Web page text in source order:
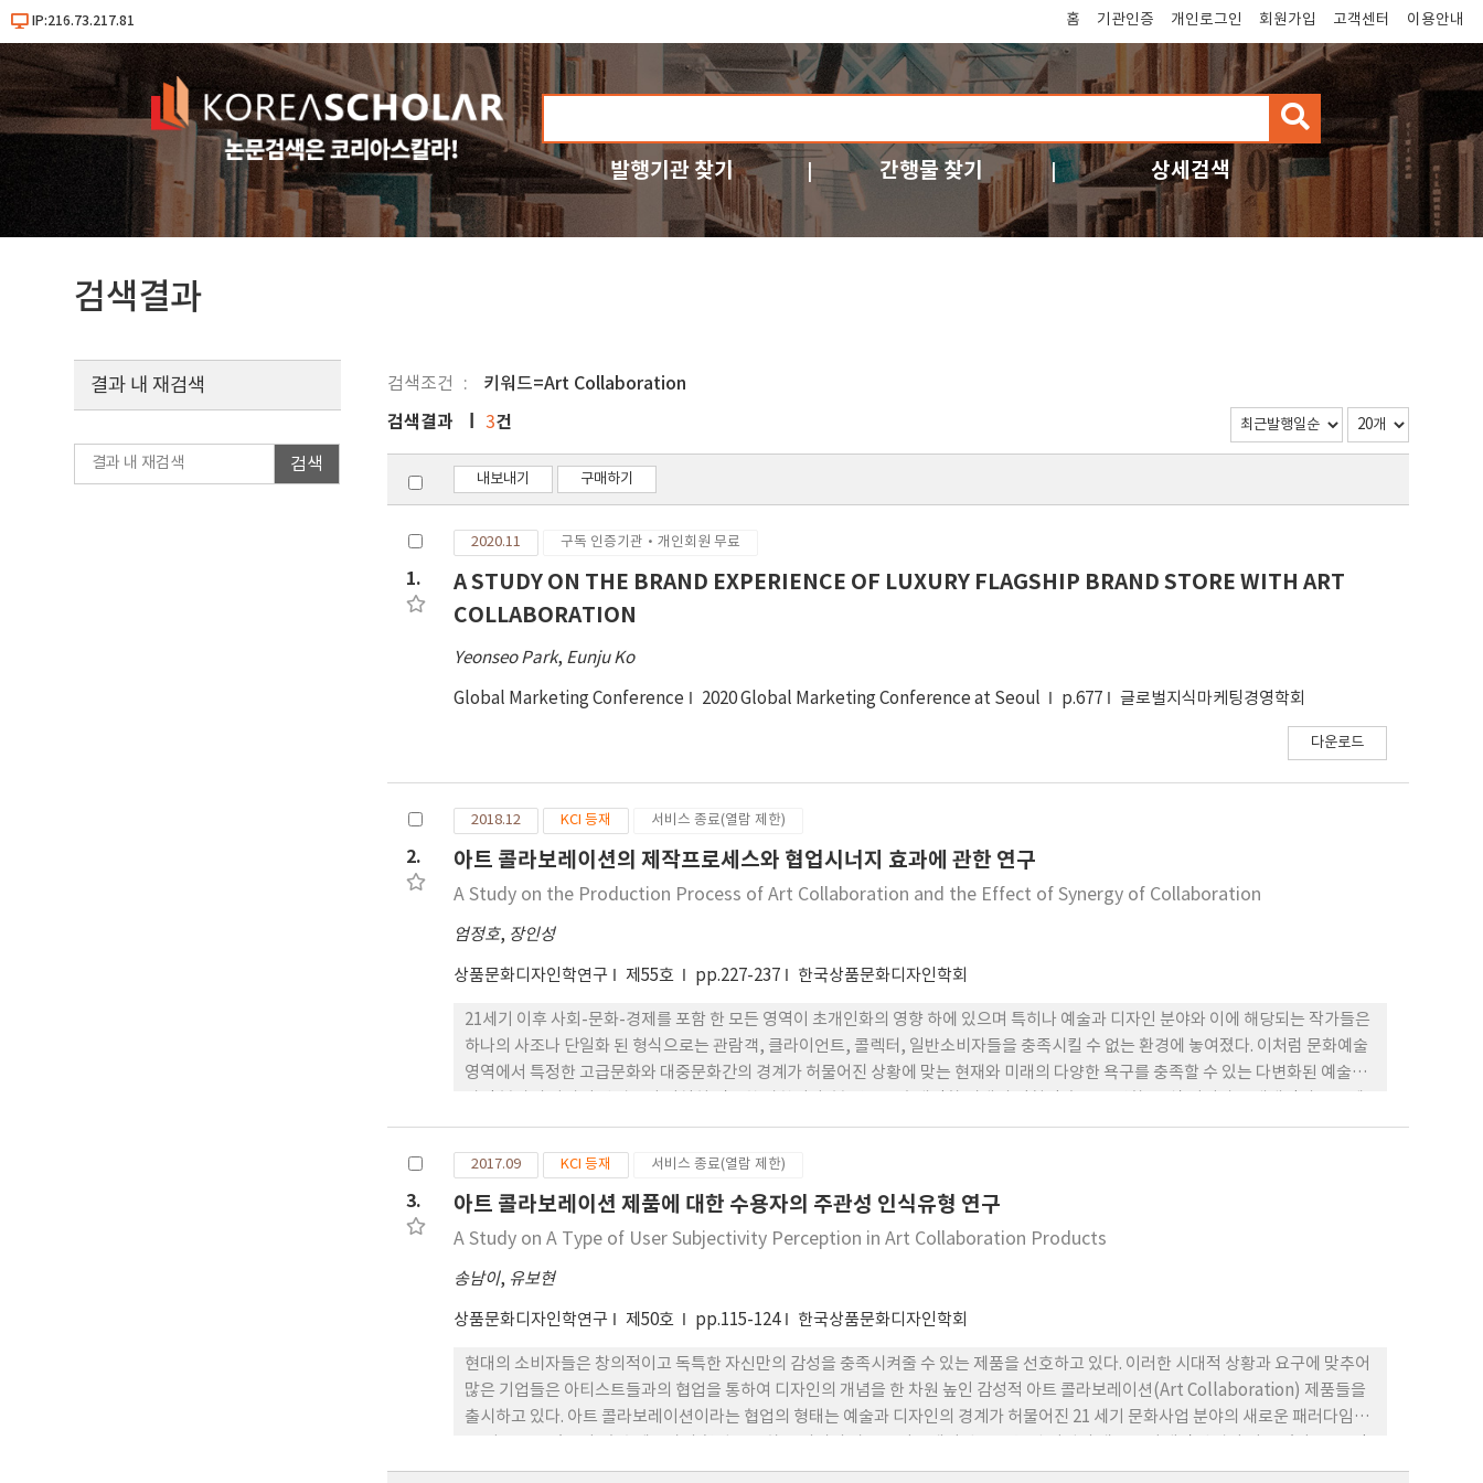
IP:216.73.217.81 홈 기관인증 개인로그인 회원가입 고객센터 이용안내
검
색
발행기관 찾기 간행물 찾기 상세검색
검색결과
검색조건 키워드=Art Collaboration
결과 내 재검색
검색
검색결과 3건
내보내기 구매하기
1.
2020.11 구독 인증기관·개인회원 무료
A STUDY ON THE BRAND EXPERIENCE OF LUXURY FLAGSHIP BRAND STORE WITH ART
COLLABORATION
Yeonseo Park, Eunju Ko
Global Marketing Conference 2020 Global Marketing Conference at Seoul p.677 글로벌지식마케팅경영학회
다운로드
2.
2018.12 KCI 등재 서비스 종료(열람 제한)
아트 콜라보레이션의 제작프로세스와 협업시너지 효과에 관한 연구
A Study on the Production Process of Art Collaboration and the Effect of Synergy of Collaboration
엄정호, 장인성
상품문화디자인학연구 제55호 pp.227-237 한국상품문화디자인학회
21세기 이후 사회-문화-경제를 포함 한 모든 영역이 초개인화의 영향 하에 있으며 특히나 예술과 디자인 분야와 이에 해당되는 작가들은
하나의 사조나 단일화 된 형식으로는 관람객, 클라이언트, 콜렉터, 일반소비자들을 충족시킬 수 없는 환경에 놓여졌다. 이처럼 문화예술
영역에서 특정한 고급문화와 대중문화간의 경계가 허물어진 상황에 맞는 현재와 미래의 다양한 욕구를 충족할 수 있는 다변화된 예술디
대응할 수 있는 방법으로서 첫째, 협업 혹은 아트콜라보레이션을 방법론으로 택하였다. 하나의 트랜드나 단순한 사회현상이 아닌 협업과
아트콜라보레이션의 변화무쌍한 특성을 협업의 프로세스 방식을 연구자의 실제 사례를 중심으로 대입해 연구하였다. 둘째, 각 사례에 공
통적으로 해당되는 작가와 클라이언트 간의 아이텐티티의 결합을 통한 긍정적 효과가 나타나는 계기를 세 가지 카테고리로 분류하여 과
거-현재에 해당되는 협업 시너지 효과를 연구하였다. 이상의 연구자의 실제사례를 토대로 한 아트콜라보레이션의 프로세스와 협업의 시
너지효과 사례 분석을 통해 미래의 예술-디자인의 나아갈 다변화된 방향성 중 하나가 협업의 방식에 있음을 제시하고자 한다.
3.
2017.09 KCI 등재 서비스 종료(열람 제한)
아트 콜라보레이션 제품에 대한 수용자의 주관성 인식유형 연구
A Study on A Type of User Subjectivity Perception in Art Collaboration Products
송남이, 유보현
상품문화디자인학연구 제50호 pp.115-124 한국상품문화디자인학회
현대의 소비자들은 창의적이고 독특한 자신만의 감성을 충족시켜줄 수 있는 제품을 선호하고 있다. 이러한 시대적 상황과 요구에 맞추어
많은 기업들은 아티스트들과의 협업을 통하여 디자인의 개념을 한 차원 높인 감성적 아트 콜라보레이션(Art Collaboration) 제품들을
출시하고 있다. 아트 콜라보레이션이라는 협업의 형태는 예술과 디자인의 경계가 허물어진 21 세기 문화사업 분야의 새로운 패러다임으
하여 이전에는 볼 수 없었던 다양한 아트 콜라보레이션의 제품들이 점점 더 많이 생겨나고 있다. 이에 본 연구에서는 기업의 성공적인 마